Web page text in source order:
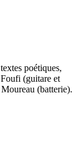
poétiques,
(guitare et
(batterie).